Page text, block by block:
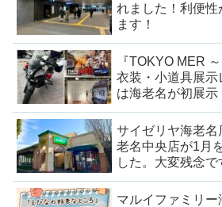
れました！利便
ます！
『TOKYO MER
衣装・小道具展示
は海老名が初展示
サイゼリヤ海老
老名中央店が1月
した。大変残念
マルイファミリ